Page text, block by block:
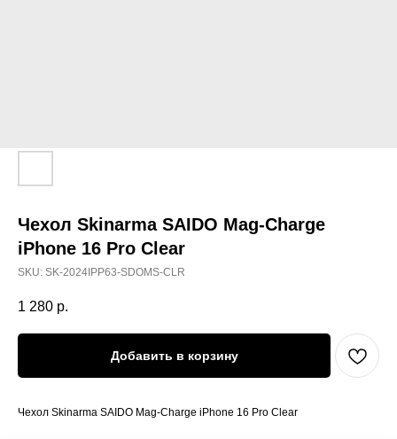
Чехол Skinarma SAIDO Mag-Charge
iPhone 16 Pro Clear
SKU: SK-2024IPP63-SDOMS-CLR
1 280 р.
Добавить в корзину
Чехол Skinarma SAIDO Mag-Charge iPhone 16 Pro Clear